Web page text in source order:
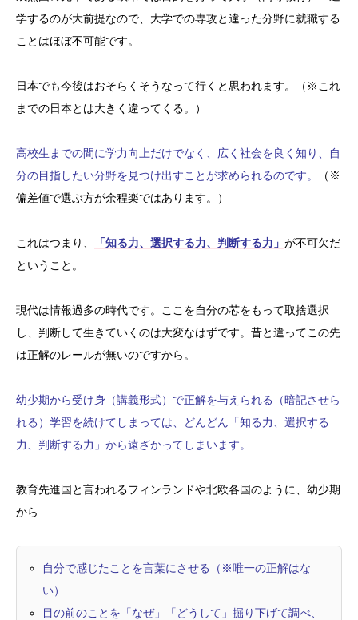
学するのが大前提なので、大学での専攻と違った分野に就職する
ことはほぼ不可能です。
日本でも今後はおそらくそうなって行くと思われます。（※これ
までの日本とは大きく違ってくる。）
高校生までの間に学力向上だけでなく、広く社会を良く知り、自
分の目指したい分野を見つけ出すことが求められるのです。
（※
偏差値で選ぶ方が余程楽ではあります。）
これはつまり、 「知る力、選択する力、判断する力」 が不可欠だ
ということ。
現代は情報過多の時代です。ここを自分の芯をもって取捨選択
し、判断して生きていくのは大変なはずです。昔と違ってこの先
は正解のレールが無いのですから。
幼少期から受け身（講義形式）で正解を与えられる（暗記させら
れる）学習を続けてしまっては、どんどん「知る力、選択する
力、判断する力」から遠ざかってしまいます。
教育先進国と言われるフィンランドや北欧各国のように、幼少期
から
自分で感じたことを言葉にさせる（※唯一の正解はな
い）
目の前のことを「なぜ」「どうして」掘り下げて調べ、